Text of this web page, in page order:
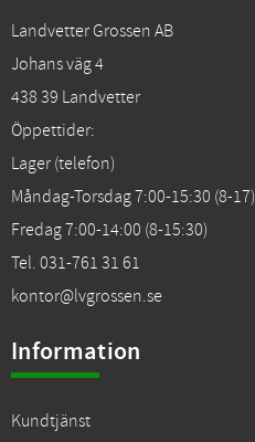
Landvetter Grossen AB
Johans väg 4
438 39 Landvetter
Öppettider:
Lager (telefon)
Måndag-Torsdag 7:00-15:30 (8-17)
Fredag 7:00-14:00 (8-15:30)
Tel. 031-761 31 61
kontor@lvgrossen.se
Information
Kundtjänst